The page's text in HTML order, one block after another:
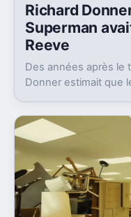
Richard
Superman
Reeve
Des années après le
Donner estimait que
sortir.